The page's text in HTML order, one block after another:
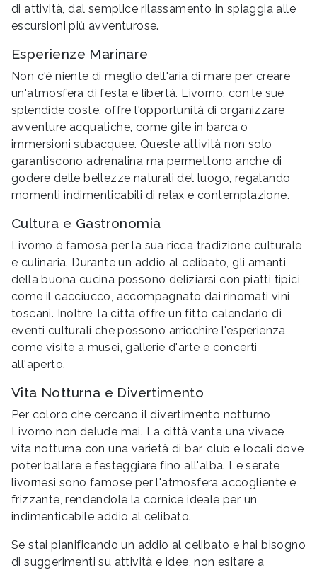
di attività, dal semplice rilassamento in spiaggia alle
escursioni più avventurose.
Esperienze Marinare
Non c'è niente di meglio dell'aria di mare per creare
un'atmosfera di festa e libertà. Livorno, con le sue
splendide coste, offre l'opportunità di organizzare
avventure acquatiche, come gite in barca o
immersioni subacquee. Queste attività non solo
garantiscono adrenalina ma permettono anche di
godere delle bellezze naturali del luogo, regalando
momenti indimenticabili di relax e contemplazione.
Cultura e Gastronomia
Livorno è famosa per la sua ricca tradizione culturale
e culinaria. Durante un addio al celibato, gli amanti
della buona cucina possono deliziarsi con piatti tipici,
come il cacciucco, accompagnato dai rinomati vini
toscani. Inoltre, la città offre un fitto calendario di
eventi culturali che possono arricchire l'esperienza,
come visite a musei, gallerie d'arte e concerti
all'aperto.
Vita Notturna e Divertimento
Per coloro che cercano il divertimento notturno,
Livorno non delude mai. La città vanta una vivace
vita notturna con una varietà di bar, club e locali dove
poter ballare e festeggiare fino all'alba. Le serate
livornesi sono famose per l'atmosfera accogliente e
frizzante, rendendole la cornice ideale per un
indimenticabile addio al celibato.
Se stai pianificando un addio al celibato e hai bisogno
di suggerimenti su attività e idee, non esitare a